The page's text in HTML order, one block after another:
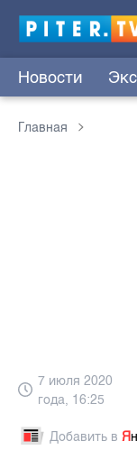
Новости
Главная
7 июля 2020
года, 16:25
Добавить в Я